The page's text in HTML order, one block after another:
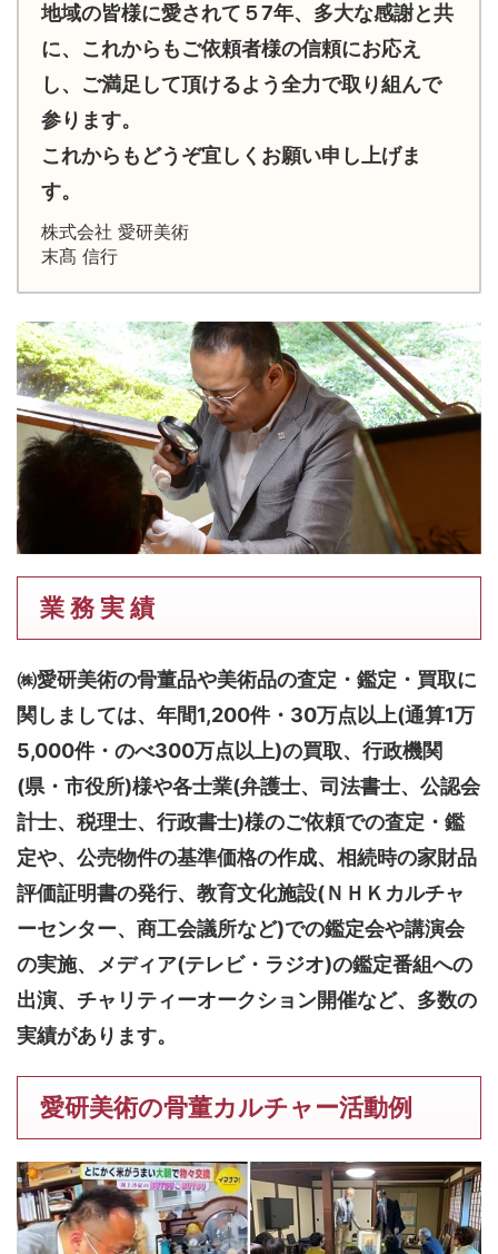
地域の皆様に愛されて５7年、多大な感謝と共
に、これからもご依頼者様の信頼にお応え
し、ご満足して頂けるよう全力で取り組んで
参ります。
これからもどうぞ宜しくお願い申し上げま
す。
株式会社 愛研美術
末髙 信行
業 務 実 績
㈱愛研美術の骨董品や美術品の査定・鑑定・買取に
関しましては、 年間1,200件・30万点以上(通算1万
5,000件・のべ300万点以上)の買取、行政機関
(県・市役所)様や各士業(弁護士、司法書士、公認会
計士、税理士、行政書士)様のご依頼での査定・鑑
定や、公売物件の基準価格の作成、相続時の家財品
評価証明書の発行、教育文化施設(ＮＨＫカルチャ
ーセンター、商工会議所など)での鑑定会や講演会
の実施、メディア(テレビ・ラジオ)の鑑定番組への
出演、チャリティーオークション開催など、多数の
実績があります。
愛研美術の骨董カルチャー活動例